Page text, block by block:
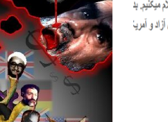
مسئولین سابق